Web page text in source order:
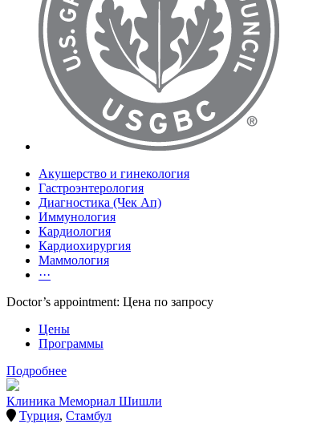
Акушерство и гинекология
Гастроэнтерология
Диагностика (Чек Ап)
Иммунология
Кардиология
Кардиохирургия
Маммология
···
Doctor’s appointment: Цена по запросу
Цены
Программы
Подробнее
Клиника Мемориал Шишли
Турция, Стамбул